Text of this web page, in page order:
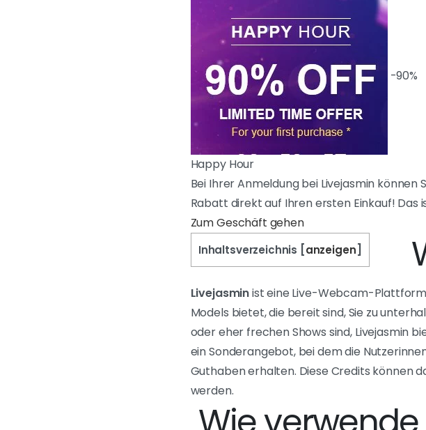
-90%
Happy Hour
Bei Ihrer Anmeldung bei Livejasmin
Rabatt direkt auf Ihren ersten Einkauf! Das
Zum Geschäft gehen
Inhaltsverzeichnis anzeigen
Livejasminist eine Live-Webcam-
Models bietet, die bereit sind, Sie zu
oder eher frechen Shows sind, Livejasmin
ein Sonderangebot, bei dem die
Guthaben erhalten. Diese Credits können
werden.